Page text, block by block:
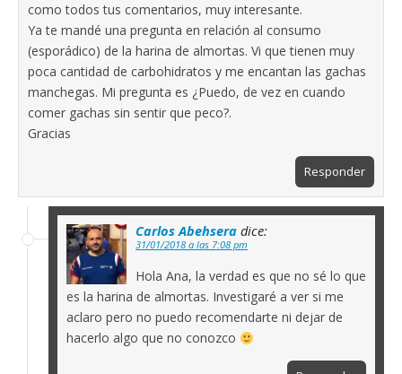
como todos tus comentarios, muy interesante.
Ya te mandé una pregunta en relación al consumo
(esporádico) de la harina de almortas. Vi que tienen muy
poca cantidad de carbohidratos y me encantan las gachas
manchegas. Mi pregunta es ¿Puedo, de vez en cuando
comer gachas sin sentir que peco?.
Gracias
Responder
Carlos Abehsera dice:
31/01/2018 a las 7:08 pm
Hola Ana, la verdad es que no sé lo que
es la harina de almortas. Investigaré a ver si me
aclaro pero no puedo recomendarte ni dejar de
hacerlo algo que no conozco